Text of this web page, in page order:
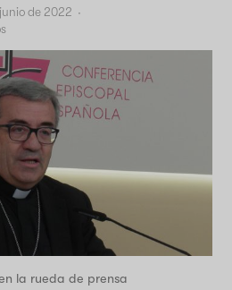
de 2022 ·
la rueda de prensa